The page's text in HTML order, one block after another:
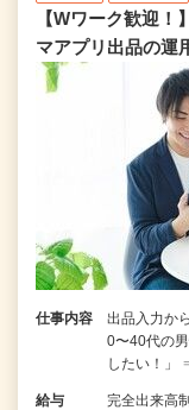
【Wワーク歓迎
マアプリ出品の運
仕事内容
出品入力か
0〜40代の
したい！」
給与 完全出来高